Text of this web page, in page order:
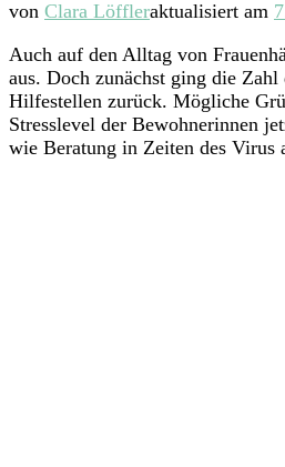
von Clara Löffleraktualisiert am
Auch auf den Alltag von
aus. Doch zunächst ging die
Hilfestellen zurück. Mögliche
Stresslevel der Bewohnerinnen
wie Beratung in Zeiten des Virus